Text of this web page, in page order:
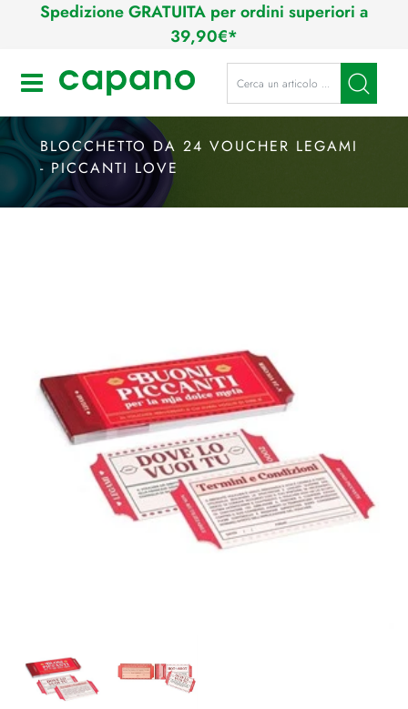
Spedizione GRATUITA per ordini superiori a
39,90€*
Open La modifica di un filtro
BLOCCHETTO DA 24 VOUCHER LEGAMI
- PICCANTI LOVE